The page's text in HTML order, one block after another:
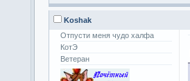
Koshak
Отпусти меня чудо халфа
КотЭ
Ветеран